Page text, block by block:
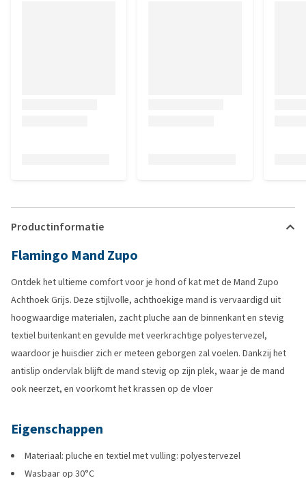
Productinformatie
Flamingo Mand Zupo
Ontdek het ultieme comfort voor je hond of kat met de Mand Zupo
Achthoek Grijs. Deze stijlvolle, achthoekige mand is vervaardigd uit
hoogwaardige materialen, zacht pluche aan de binnenkant en stevig
textiel buitenkant en gevulde met veerkrachtige polyestervezel,
waardoor je huisdier zich er meteen geborgen zal voelen. Dankzij het
antislip ondervlak blijft de mand stevig op zijn plek, waar je de mand
ook neerzet, en voorkomt het krassen op de vloer
Eigenschappen
Materiaal: pluche en textiel met vulling: polyestervezel
Wasbaar op 30°C